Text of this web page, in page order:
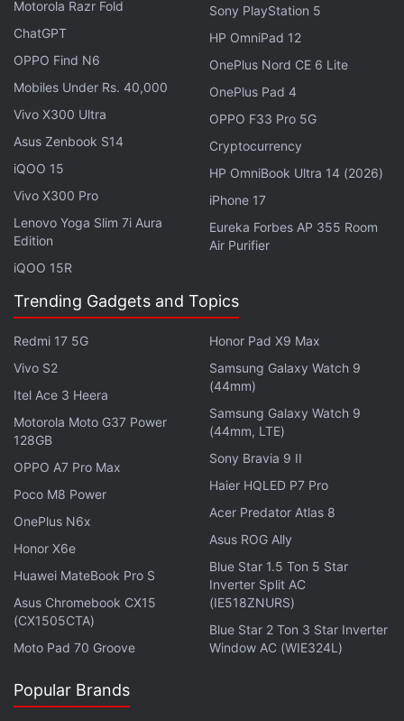
हमेंगूगल समाचार पर फॉलो करें।
Play store , APP, Market,
China , Fraud, Investigation,Government,
Lending
Motorola Razr Fold
ChatGPT
OPPO Find N6
Mobiles Under Rs. 40,000
Vivo X300 Ultra
Asus Zenbook S14
iQOO 15
Vivo X300 Pro
Lenovo Yoga Slim 7i Aura
Edition
iQOO 15R
Sony PlayStation 5
HP OmniPad 12
OnePlus Nord CE 6 Lite
OnePlus Pad 4
OPPO F33 Pro 5G
Cryptocurrency
HP OmniBook Ultra 14 (2026)
iPhone 17
Eureka Forbes AP 355 Room
Air Purifier
Trending Gadgets and Topics
Redmi 17 5G
Vivo S2
Itel Ace 3 Heera
Motorola Moto G37 Power
128GB
OPPO A7 Pro Max
Poco M8 Power
OnePlus N6x
Honor X6e
Huawei MateBook Pro S
Asus Chromebook CX15
(CX1505CTA)
Moto Pad 70 Groove
Honor Pad X9 Max
Samsung Galaxy Watch 9
(44mm)
Samsung Galaxy Watch 9
(44mm, LTE)
Sony Bravia 9 II
Haier HQLED P7 Pro
Acer Predator Atlas 8
Asus ROG Ally
Blue Star 1.5 Ton 5 Star
Inverter Split AC
(IE518ZNURS)
Blue Star 2 Ton 3 Star Inverter
Window AC (WIE324L)
Popular Brands